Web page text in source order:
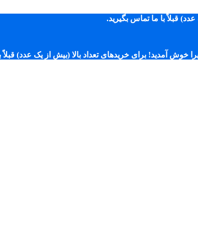
قبلاً با ما تماس بگیرید.
خوش آمدید! برای خریدهای تعداد بالا (بیش از یک عدد) قبلاً